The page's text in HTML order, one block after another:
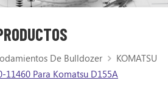
De Bulldozer
KOMATSU
11460 Para Komatsu D155A